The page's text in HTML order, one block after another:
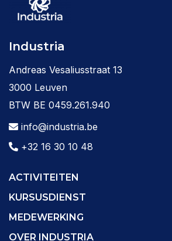
Industria
Andreas Vesaliusstraat 13
3000 Leuven
BTW BE 0459.261.940
info@industria.be
+32 16 30 10 48
ACTIVITEITEN
KURSUSDIENST
MEDEWERKING
OVER INDUSTRIA